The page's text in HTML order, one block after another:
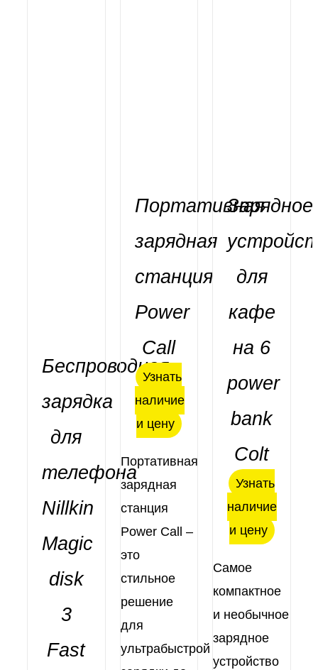
Беспроводная
зарядка
для
телефона
Nillkin
Magic
disk
3
Fast
Оценка
5.00из 5
ДЕТАЛИ
Портативная
зарядная
станция
Power
Call
Узнать
наличие
и цену
Портативная
зарядная
станция
Power Call –
это
стильное
решение
для
ультрабыстрой
Зарядное
для
кафе
на 6
power
bank
Colt
Узнать
наличие
и цену
Самое
компактное
и необычное
зарядное
устройство